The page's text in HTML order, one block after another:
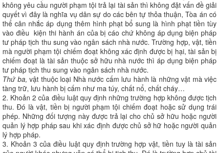
không yêu cầu người phạm tội trả lại tài sản thì không đặt vấn đề giải
quyết vì đây là nghĩa vụ dân sự do các bên tự thỏa thuận, Tòa án có
thể cân nhắc áp dụng thêm hình phạt bổ sung là hình phạt tiền tùy
vào điều kiện thi hành án của bị cáo chứ không áp dụng biện pháp
tư pháp tịch thu sung vào ngân sách nhà nước. Trường hợp, vật, tiền
mà người phạm tội chiếm đoạt không xác định được bị hại, tài sản bị
chiếm đoạt là tài sản thuộc sở hữu nhà nước thì áp dụng biện pháp
tư pháp tịch thu sung vào ngân sách nhà nước.
Thứ ba, vật thuộc loại Nhà nước cấm lưu hành là những vật mà việc
tàng trữ, lưu hành bị cấm như ma túy, chất nổ, chất cháy…
2. Khoản 2 của điều luật quy định những trường hợp không được tịch
thu. Đó là vật, tiền bị người phạm tội chiếm đoạt hoặc sử dụng trái
phép. Những đối tượng này được trả lại cho chủ sở hữu hoặc người
quản lý hợp pháp sau khi xác định được chủ sở hữ hoặc người quản
lý hợp pháp.
3. Khoản 3 của điều luật quy định trường hợp vật, tiền tuy là tài sản